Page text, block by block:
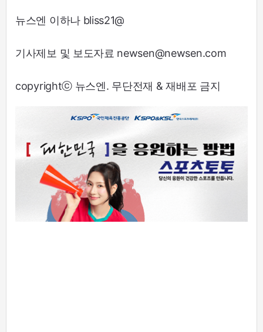
뉴스엔 이하나 bliss21@
기사제보 및 보도자료 newsen@newsen.com
copyrightⓒ 뉴스엔. 무단전재 & 재배포 금지